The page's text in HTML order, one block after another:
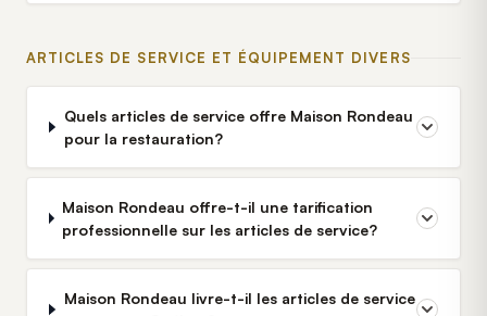
ARTICLES DE SERVICE ET ÉQUIPEMENT DIVERS
Quels articles de service offre Maison Rondeau
pour la restauration?
Maison Rondeau offre-t-il une tarification
professionnelle sur les articles de service?
Maison Rondeau livre-t-il les articles de service